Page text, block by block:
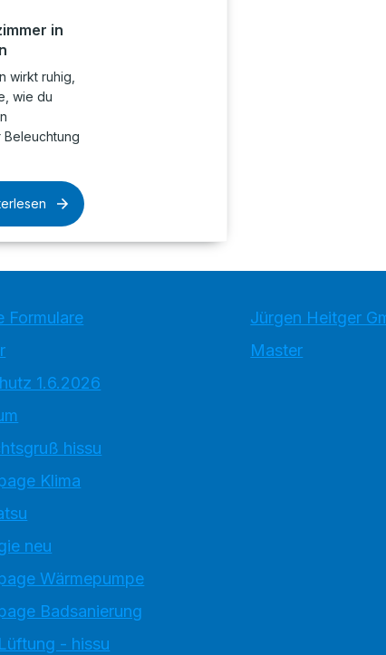
in
wirkt ruhig,
wie du
Formulare
1.6.2026
hissu
Klima
neu
Wärmepumpe
Badsanierung
- hissu
Jürgen Heitger
Master